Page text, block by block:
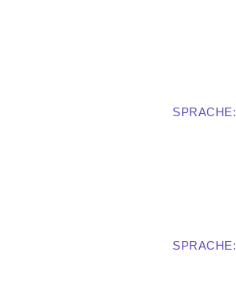
SPRACHE:
SPRACHE: